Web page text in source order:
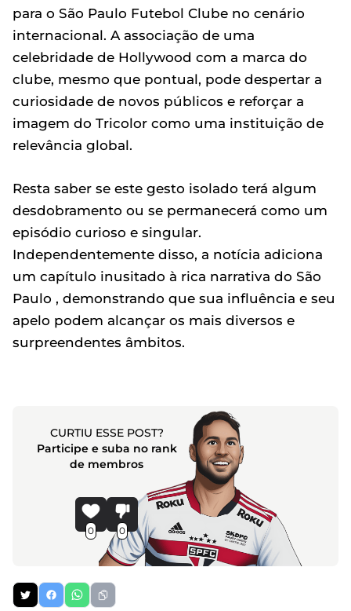
para o São Paulo Futebol Clube no cenário
internacional. A associação de uma
celebridade de Hollywood com a marca do
clube, mesmo que pontual, pode despertar a
curiosidade de novos públicos e reforçar a
imagem do Tricolor como uma instituição de
relevância global.
Resta saber se este gesto isolado terá algum
desdobramento ou se permanecerá como um
episódio curioso e singular.
Independentemente disso, a notícia adiciona
um capítulo inusitado à rica narrativa do São
Paulo , demonstrando que sua influência e seu
apelo podem alcançar os mais diversos e
surpreendentes âmbitos.
CURTIU ESSE POST?
Participe e suba no rank
de membros
0 0